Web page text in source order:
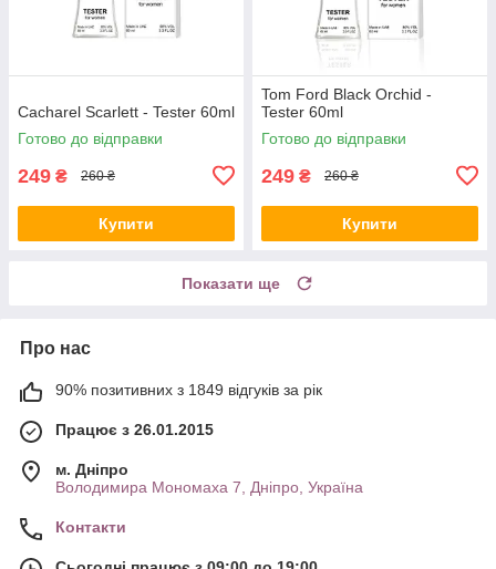
Cacharel Scarlett - Tester 60ml
Готово до відправки
249 ₴ 260 ₴
Купити
Tom Ford Black Orchid -
Tester 60ml
Готово до відправки
249 ₴ 260 ₴
Купити
Показати ще
Про нас
90% позитивних з 1849 відгуків за рік
Працює з 26.01.2015
м. Дніпро
Володимира Мономаха 7, Дніпро, Україна
Контакти